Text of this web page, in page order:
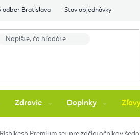
odber Bratislava Stav objednávky
Zdravie Doplnky